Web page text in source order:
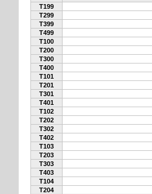
T199
T299
T399
T499
T100
T200
T300
T400
T101
T201
T301
T401
T102
T202
T302
T402
T103
T203
T303
T403
T104
T204